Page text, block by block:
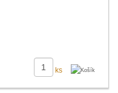
ks